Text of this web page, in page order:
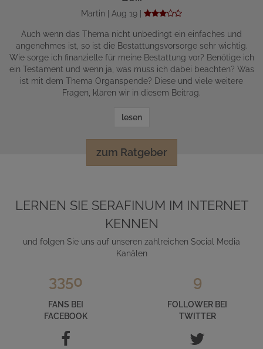
Martin | Aug 19 |
Auch wenn das Thema nicht unbedingt ein einfaches und
angenehmes ist, so ist die Bestattungsvorsorge sehr wichtig.
Wie sorge ich finanzielle für meine Bestattung vor? Benötige ich
ein Testament und wenn ja, was muss ich dabei beachten? Was
ist mit dem Thema Organspende? Diese und viele weitere
Fragen, klären wir in diesem Beitrag.
lesen
zum Ratgeber
LERNEN SIE SERAFINUM IM INTERNET
KENNEN
und folgen Sie uns auf unseren zahlreichen Social Media
Kanälen
3350
FANS BEI
FACEBOOK
9
FOLLOWER BEI
TWITTER